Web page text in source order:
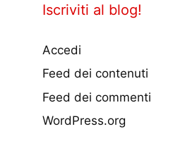
Iscriviti al blog!
Accedi
Feed dei contenuti
Feed dei commenti
WordPress.org